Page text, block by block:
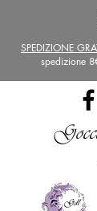
SPEDIZIONE
spedizione